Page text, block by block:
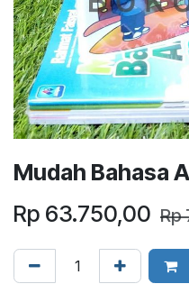
Mudah Bahasa
Rp 63.750,00 Rp